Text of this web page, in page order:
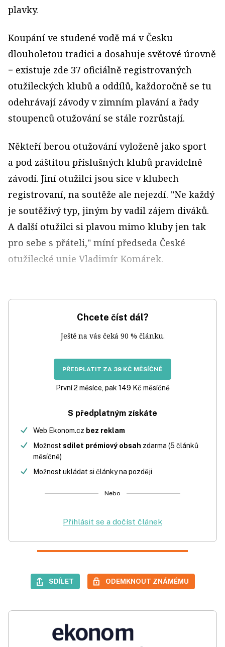
plavky.
Koupání ve studené vodě má v Česku
dlouholetou tradici a dosahuje světové úrovně
− existuje zde 37 oficiálně registrovaných
otužileckých klubů a oddílů, každoročně se tu
odehrávají závody v zimním plavání a řady
stoupenců otužování se stále rozrůstají.
Někteří berou otužování vyloženě jako sport
a pod záštitou příslušných klubů pravidelně
závodí. Jiní otužilci jsou sice v klubech
registrovaní, na soutěže ale nejezdí. "Ne každý
je soutěživý typ, jiným by vadil zájem diváků.
A další otužilci si plavou mimo kluby jen tak
pro sebe s přáteli," míní předseda České
otužilecké unie Vladimír Komárek.
Chcete číst dál?
Ještě na vás čeká 90 % článku.
PŘEDPLATIT ZA 39 KČ MĚSÍČNĚ
První 2 měsíce, pak 149 Kč měsíčně
S předplatným získáte
Web Ekonom.cz bez reklam
Možnost sdílet prémiový obsah zdarma (5 článků
měsíčně)
Možnost ukládat si články na později
Nebo
Přihlásit se a dočíst článek
SDÍLET ODEMKNOUT ZNÁMÉMU